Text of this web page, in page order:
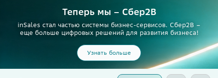
Теперь мы – Сбер2B
inSales стал частью системы бизнес-сервисов. Сбер2В –
еще больше цифровых решений для развития бизнеса!
Узнать больше